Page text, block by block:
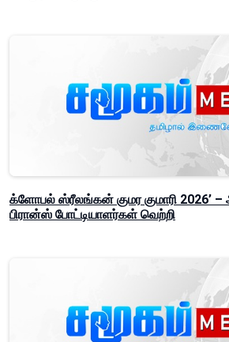
க்ளோபல் ஸ்ரீலங்கன் குமர குமாரி 2026’ –
பிரான்ஸ் போட்டியாளர்கள் வெற்றி